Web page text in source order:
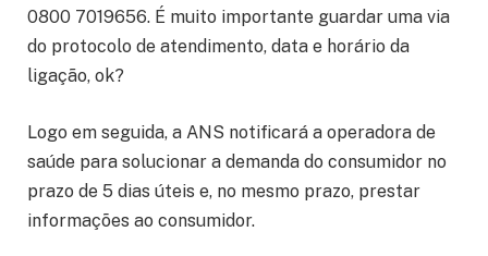
0800 7019656. É muito importante guardar uma via
do protocolo de atendimento, data e horário da
ligação, ok?
Logo em seguida, a ANS notificará a operadora de
saúde para solucionar a demanda do consumidor no
prazo de 5 dias úteis e, no mesmo prazo, prestar
informações ao consumidor.